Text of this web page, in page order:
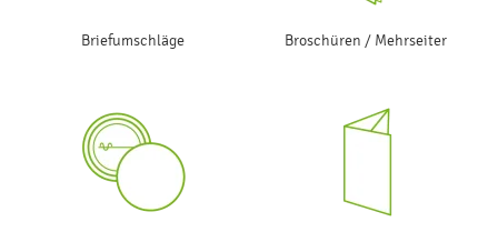
Briefumschläge Broschüren / Mehrseiter